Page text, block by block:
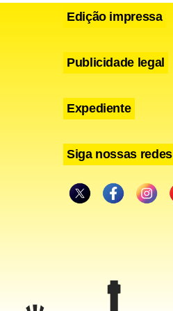
Edição impressa
Publicidade legal
Expediente
Siga nossas redes